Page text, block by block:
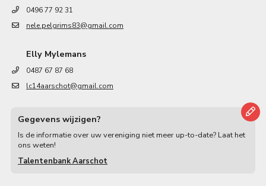
0496 77 92 31
nele.pelgrims83@gmail.com
Elly Mylemans
0487 67 87 68
lc14aarschot@gmail.com
Gegevens wijzigen?
Is de informatie over uw vereniging niet meer up-to-date? Laat het
ons weten!
Talentenbank Aarschot